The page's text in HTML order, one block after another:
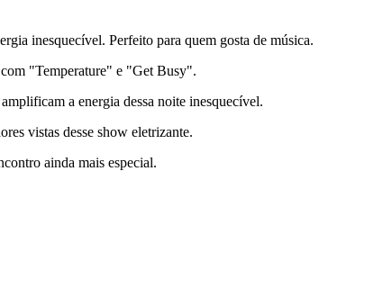
inesquecível. Perfeito para quem gosta de música.
"Temperature" e "Get Busy".
a energia dessa noite inesquecível.
vistas desse show eletrizante.
ainda mais especial.